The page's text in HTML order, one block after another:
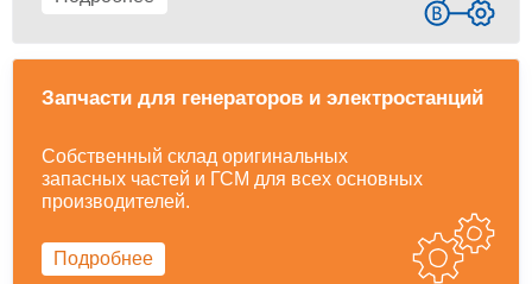
Запчасти для генераторов и электростанций
Собственный склад оригинальных
запасных частей и ГСМ для всех основных
производителей.
Подробнее